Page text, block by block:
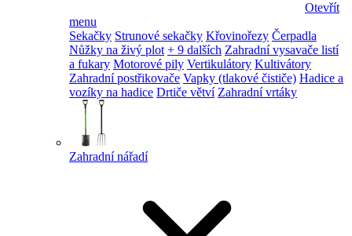
Otevřít
menu
Sekačky Strunové sekačky Křovinořezy Čerpadla
Nůžky na živý plot + 9 dalších Zahradní vysavače listí
a fukary Motorové pily Vertikulátory Kultivátory
Zahradní postřikovače Vapky (tlakové čističe) Hadice a
vozíky na hadice Drtiče větví Zahradní vrtáky
Zahradní nářadí